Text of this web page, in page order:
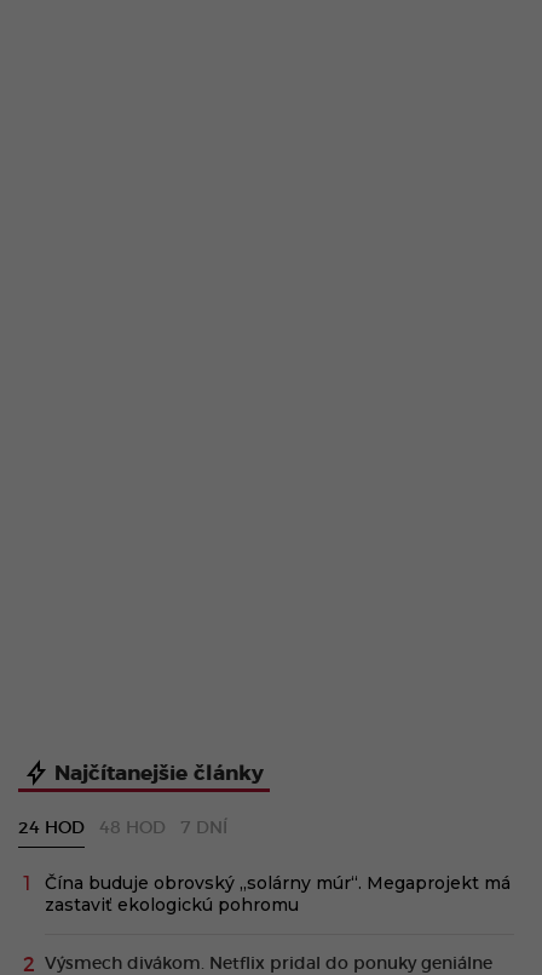
Najčítanejšie články
24 HOD 48 HOD 7 DNÍ
Čína buduje obrovský „solárny múr“. Megaprojekt má
zastaviť ekologickú pohromu
Výsmech divákom. Netflix pridal do ponuky geniálne